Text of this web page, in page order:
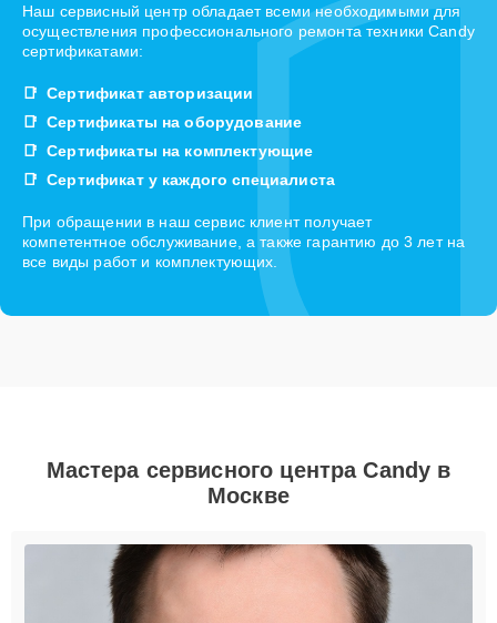
Наш сервисный центр обладает всеми необходимыми для
осуществления профессионального ремонта техники Candy
сертификатами:
Сертификат авторизации
Сертификаты на оборудование
Сертификаты на комплектующие
Сертификат у каждого специалиста
При обращении в наш сервис клиент получает
компетентное обслуживание, а также гарантию до 3 лет на
все виды работ и комплектующих.
Мастера сервисного центра Candy в
Москве